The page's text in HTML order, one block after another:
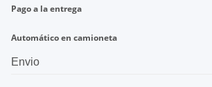
Pago a la entrega
Automático en camioneta
Envio